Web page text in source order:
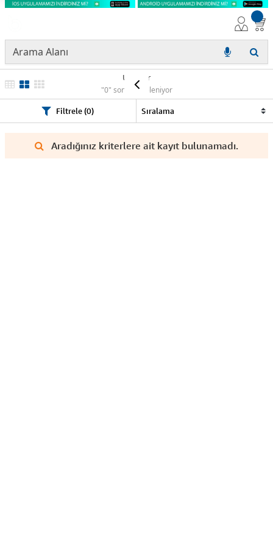
Ürünler
"0" sonuç listeleniyor
Filtrele (0)
Aradığınız kriterlere ait kayıt bulunamadı.